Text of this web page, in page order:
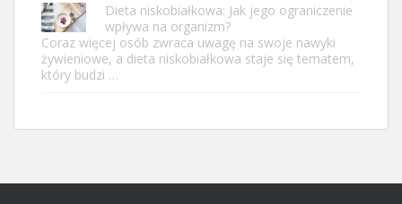
Dieta niskobiałkowa: Jak jego ograniczenie
wpływa na organizm?
Coraz więcej osób zwraca uwagę na swoje nawyki
żywieniowe, a dieta niskobiałkowa staje się tematem,
który budzi …